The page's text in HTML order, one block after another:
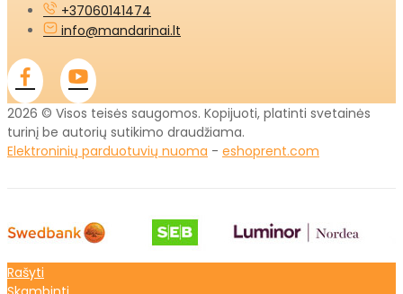
+37060141474
info@mandarinai.lt
2026 © Visos teisės saugomos. Kopijuoti, platinti svetainės
turinį be autorių sutikimo draudžiama.
Elektroninių parduotuvių nuoma - eshoprent.com
Rašyti